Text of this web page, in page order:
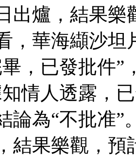
出爐，結果樂
，華海纈沙坦
，已發批件”
情人透露，
論為“不批准”
結果樂觀，預